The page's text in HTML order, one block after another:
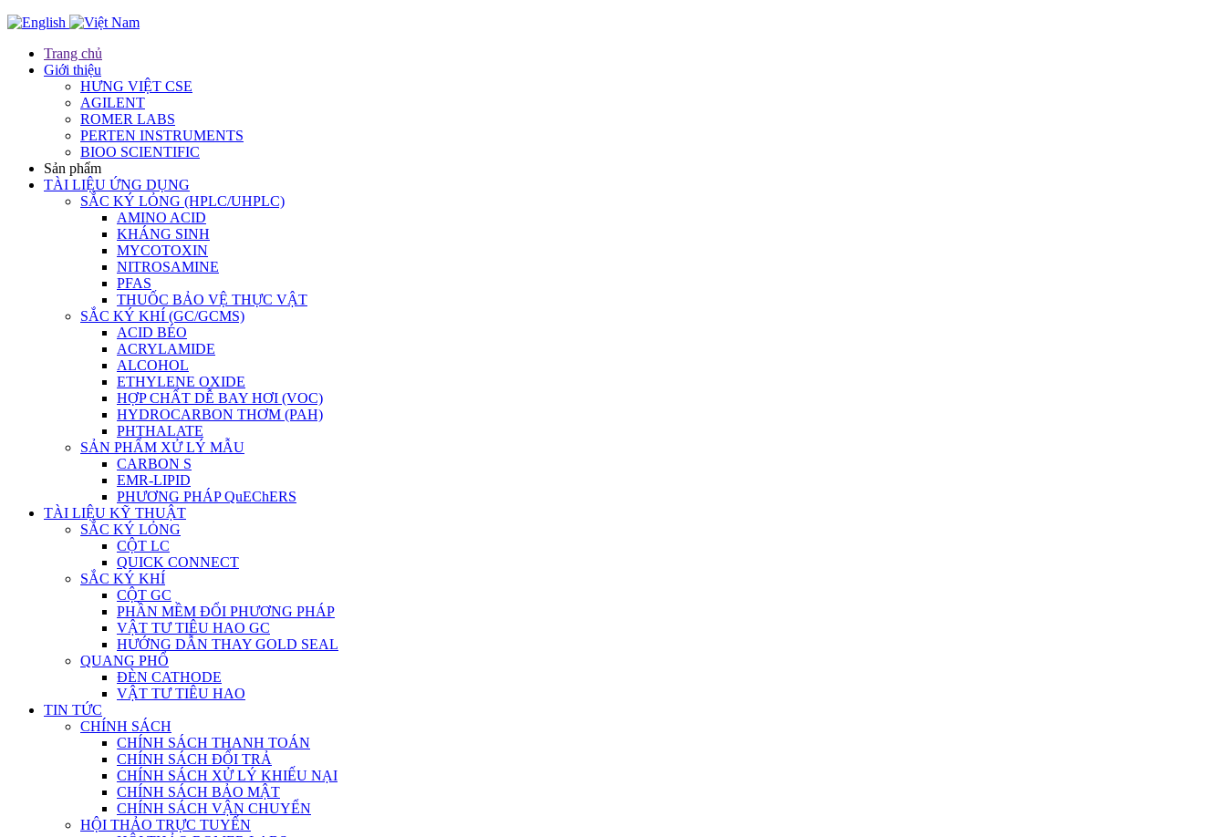
Trang chủ
Giới thiệu
HƯNG VIỆT CSE
AGILENT
ROMER LABS
PERTEN INSTRUMENTS
BIOO SCIENTIFIC
Sản phẩm
TÀI LIỆU ỨNG DỤNG
SẮC KÝ LỎNG (HPLC/UHPLC)
AMINO ACID
KHÁNG SINH
MYCOTOXIN
NITROSAMINE
PFAS
THUỐC BẢO VỆ THỰC VẬT
SẮC KÝ KHÍ (GC/GCMS)
ACID BÉO
ACRYLAMIDE
ALCOHOL
ETHYLENE OXIDE
HỢP CHẤT DỄ BAY HƠI (VOC)
HYDROCARBON THƠM (PAH)
PHTHALATE
SẢN PHẨM XỬ LÝ MẪU
CARBON S
EMR-LIPID
PHƯƠNG PHÁP QuEChERS
TÀI LIỆU KỸ THUẬT
SẮC KÝ LỎNG
CỘT LC
QUICK CONNECT
SẮC KÝ KHÍ
CỘT GC
PHẦN MỀM ĐỔI PHƯƠNG PHÁP
VẬT TƯ TIÊU HAO GC
HƯỚNG DẪN THAY GOLD SEAL
QUANG PHỔ
ĐÈN CATHODE
VẬT TƯ TIÊU HAO
TIN TỨC
CHÍNH SÁCH
CHÍNH SÁCH THANH TOÁN
CHÍNH SÁCH ĐỔI TRẢ
CHÍNH SÁCH XỬ LÝ KHIẾU NẠI
CHÍNH SÁCH BẢO MẬT
CHÍNH SÁCH VẬN CHUYỂN
HỘI THẢO TRỰC TUYẾN